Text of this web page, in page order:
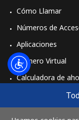
Cómo Llamar
Números de
Aplicaciones
Número Virtual
Calculadora de